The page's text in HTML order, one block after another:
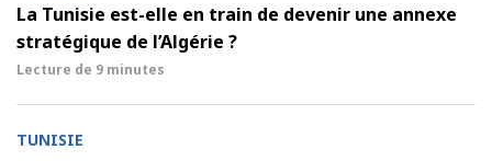
La Tunisie est-elle en train de devenir une annexe
stratégique de l’Algérie ?
Lecture de 9 minutes
TUNISIE